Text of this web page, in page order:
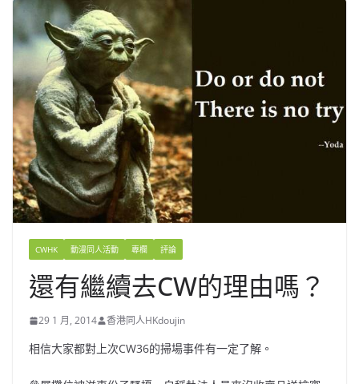
CWHK 動漫同人活動 專欄 評論
還有繼續去CW的理由嗎？
29 1 月, 2014 香港同人HKdoujin
相信大家都對上次CW36的掃場事件有一定了解。